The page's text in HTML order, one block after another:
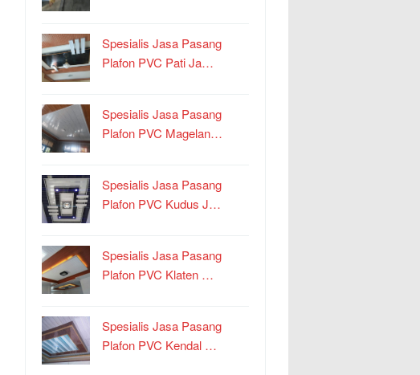
Spesialis Jasa Pasang
Plafon PVC Pati Ja…
Spesialis Jasa Pasang
Plafon PVC Magelan…
Spesialis Jasa Pasang
Plafon PVC Kudus J…
Spesialis Jasa Pasang
Plafon PVC Klaten …
Spesialis Jasa Pasang
Plafon PVC Kendal …